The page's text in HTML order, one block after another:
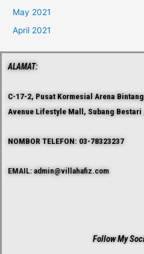
May 2021
April 2021
ALAMAT:
C-17-2, Pusat Kormesial Arena
Avenue Lifestyle Mall, Subang Bestari
NOMBOR TELEFON: 03-78323237
EMAIL: admin@villahafiz.com
Follow My